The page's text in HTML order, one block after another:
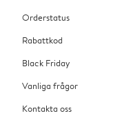
Orderstatus
Rabattkod
Black Friday
Vanliga frågor
Kontakta oss